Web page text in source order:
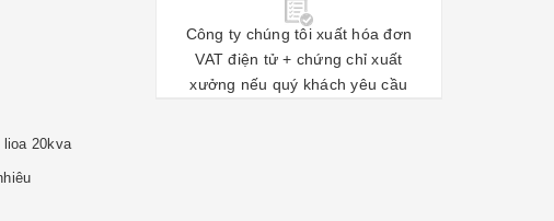
lioa 20kva
Công ty chúng tôi xuất hóa đơn
VAT điện tử + chứng chỉ xuất
xưởng nếu quý khách yêu cầu